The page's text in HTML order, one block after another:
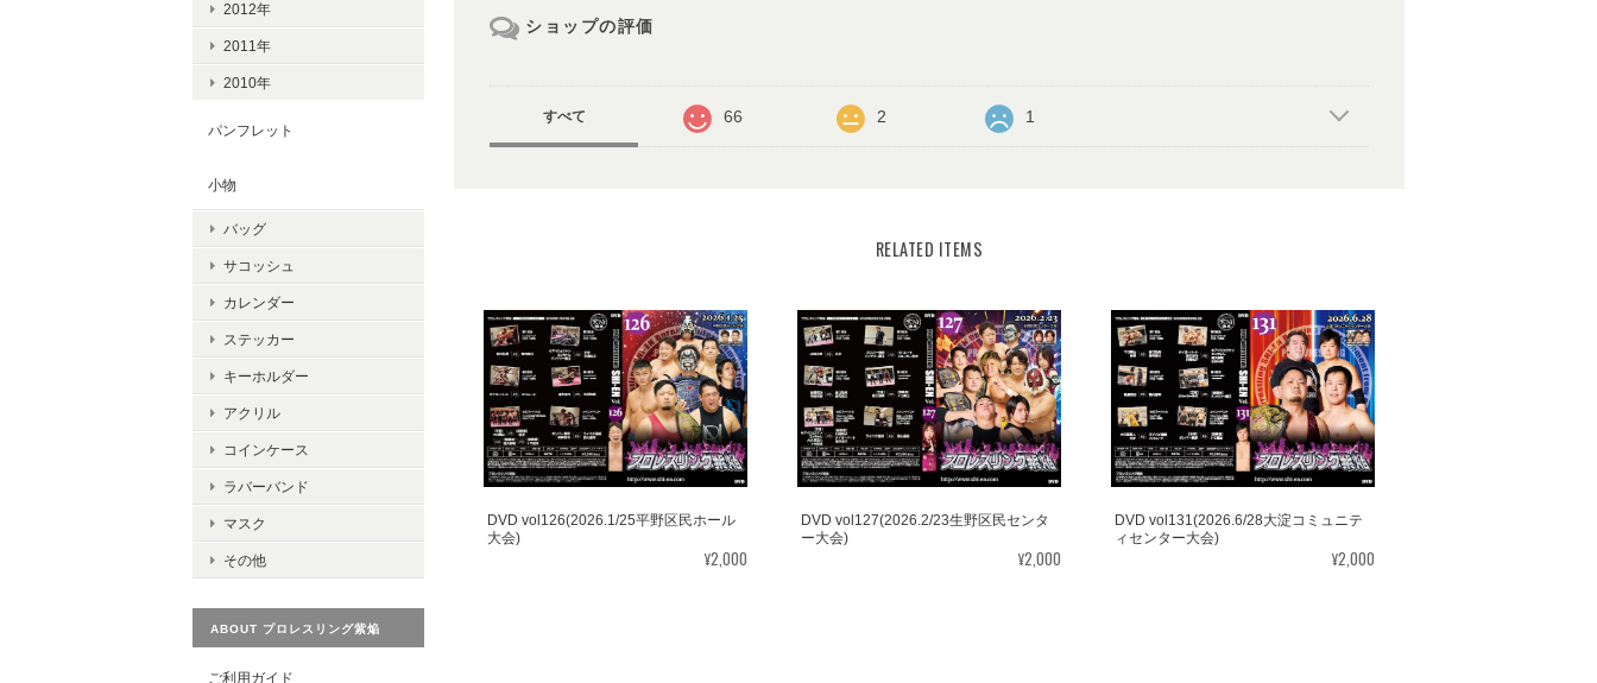
ショップの評価
すべて 66 2 1
RELATED ITEMS
DVD vol126(2026.1/25平野区民ホール
大会)
¥2,000
DVD vol127(2026.2/23生野区民センタ
ー大会)
¥2,000
DVD vol131(2026.6/28大淀コミュニテ
ィセンター大会)
¥2,000
2012年
2011年
2010年
パンフレット
小物
バッグ
サコッシュ
カレンダー
ステッカー
キーホルダー
アクリル
コインケース
ラバーバンド
マスク
その他
ABOUT プロレスリング紫焔
ご利用ガイド